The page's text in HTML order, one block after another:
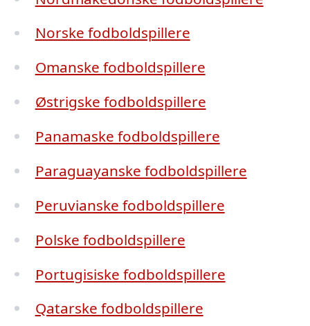
Norske fodboldspillere
Omanske fodboldspillere
Østrigske fodboldspillere
Panamaske fodboldspillere
Paraguayanske fodboldspillere
Peruvianske fodboldspillere
Polske fodboldspillere
Portugisiske fodboldspillere
Qatarske fodboldspillere